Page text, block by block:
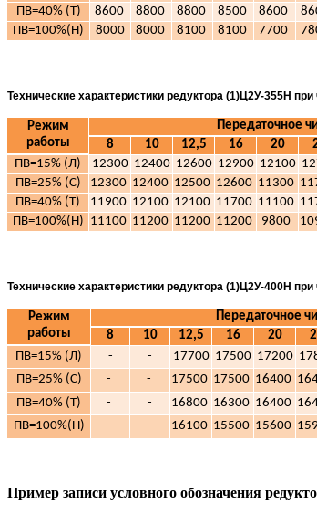
ПВ=40% (Т)
8600 8800 8800 8500 8600
ПВ=100%(Н)
8000 8000 8100 8100 7700
Технические характеристики редуктора (1)Ц2У-355Н
Режим
работы
Передаточное
8
10 12,5 16 20
ПВ=15% (Л)
12300 12400 12600 12900 12100
ПВ=25% (С) 12300 12400 12500 12600 11300
ПВ=40% (Т)
11900 12100 12100 11700 11100
ПВ=100%(Н) 11100 11200 11200 11200 9800
Технические характеристики редуктора (1)Ц2У-400Н
Режим
работы
Передаточное
8
10 12,5 16 20
ПВ=15% (Л)
- - 17700 17500 17200
ПВ=25% (С) - - 17500 17500 16400
ПВ=40% (Т)
- - 16800 16300 16400
ПВ=100%(Н)
- - 16100 15500 15600
Пример записи условного обозначения